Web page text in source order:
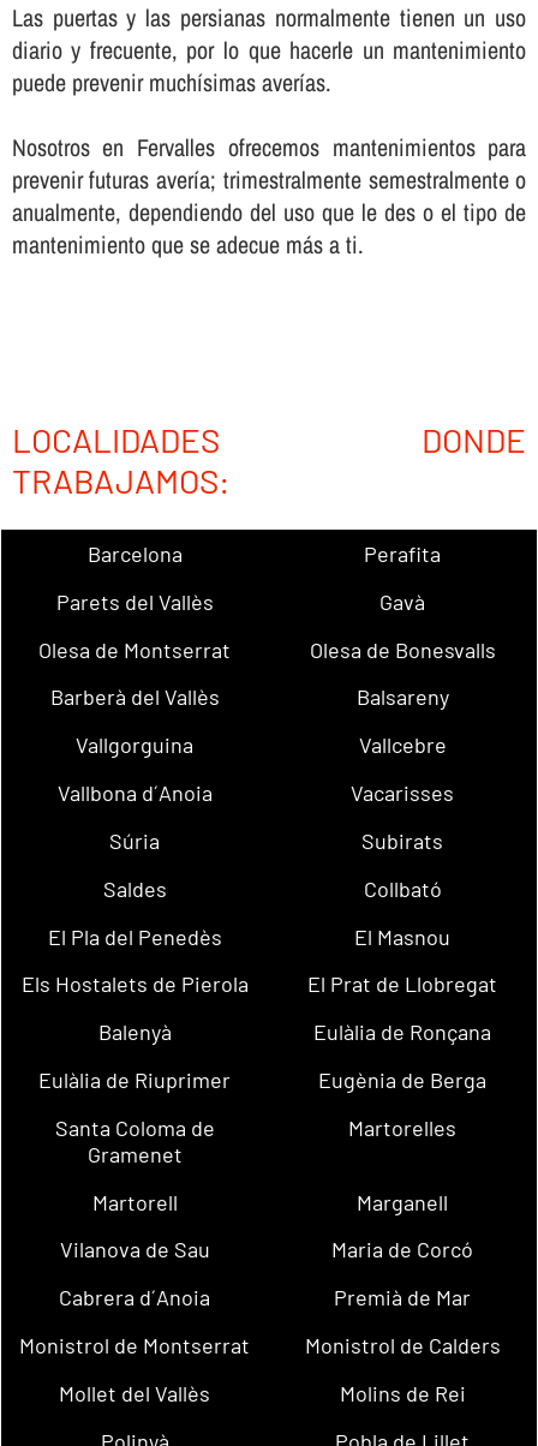
Las puertas y las persianas normalmente tienen un uso
diario y frecuente, por lo que hacerle un mantenimiento
puede prevenir muchí­simas averí­as.
Nosotros en Fervalles ofrecemos mantenimientos para
prevenir futuras averí­a; trimestralmente semestralmente o
anualmente, dependiendo del uso que le des o el tipo de
mantenimiento que se adecue más a ti.
LOCALIDADES DONDE
TRABAJAMOS:
Barcelona
Perafita
Parets del Vallès
Gavà
Olesa de Montserrat
Olesa de Bonesvalls
Barberà del Vallès
Balsareny
Vallgorguina
Vallcebre
Vallbona d´Anoia
Vacarisses
Súria
Subirats
Saldes
Collbató
El Pla del Penedès
El Masnou
Els Hostalets de Pierola
El Prat de Llobregat
Balenyà
Eulàlia de Ronçana
Eulàlia de Riuprimer
Eugènia de Berga
Santa Coloma de
Gramenet
Martorelles
Martorell
Marganell
Vilanova de Sau
Maria de Corcó
Cabrera d´Anoia
Premià de Mar
Monistrol de Montserrat
Monistrol de Calders
Mollet del Vallès
Molins de Rei